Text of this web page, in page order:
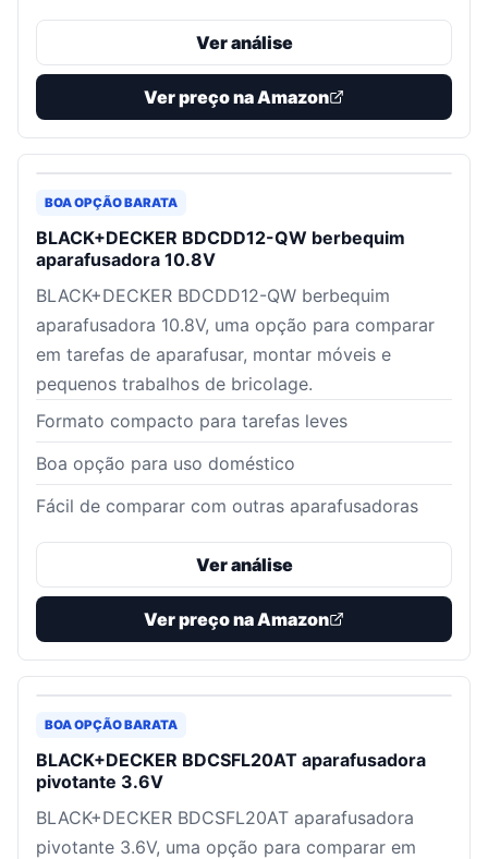
Ver análise
Ver preço na Amazon
BOA OPÇÃO BARATA
BLACK+DECKER BDCDD12-QW berbequim
aparafusadora 10.8V
BLACK+DECKER BDCDD12-QW berbequim
aparafusadora 10.8V, uma opção para comparar
em tarefas de aparafusar, montar móveis e
pequenos trabalhos de bricolage.
Formato compacto para tarefas leves
Boa opção para uso doméstico
Fácil de comparar com outras aparafusadoras
Ver análise
Ver preço na Amazon
BOA OPÇÃO BARATA
BLACK+DECKER BDCSFL20AT aparafusadora
pivotante 3.6V
BLACK+DECKER BDCSFL20AT aparafusadora
pivotante 3.6V, uma opção para comparar em